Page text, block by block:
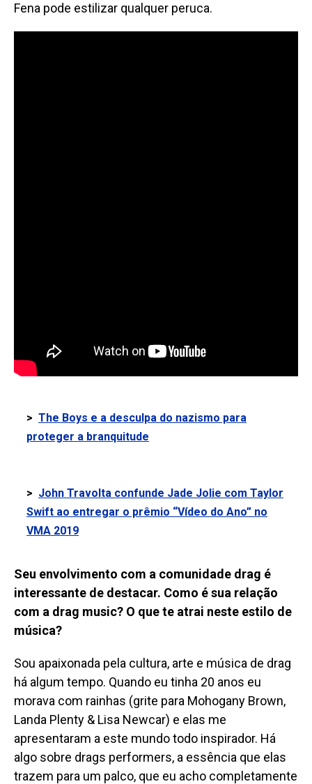
Fena pode estilizar qualquer peruca.
> The Boys e a desculpa do nazismo para
proteger a branquitude
> John Travolta confunde Jade Jolie com Taylor
Swift ao entregar o prêmio “Vídeo do Ano” no
VMA 2019
Seu envolvimento com a comunidade drag é
interessante de destacar. Como é sua relação
com a drag music? O que te atrai neste estilo de
música?
Sou apaixonada pela cultura, arte e música de drag
há algum tempo. Quando eu tinha 20 anos eu
morava com rainhas (grite para Mohogany Brown,
Landa Plenty & Lisa Newcar) e elas me
apresentaram a este mundo todo inspirador. Há
algo sobre drags performers, a essência que elas
trazem para um palco, que eu acho completamente